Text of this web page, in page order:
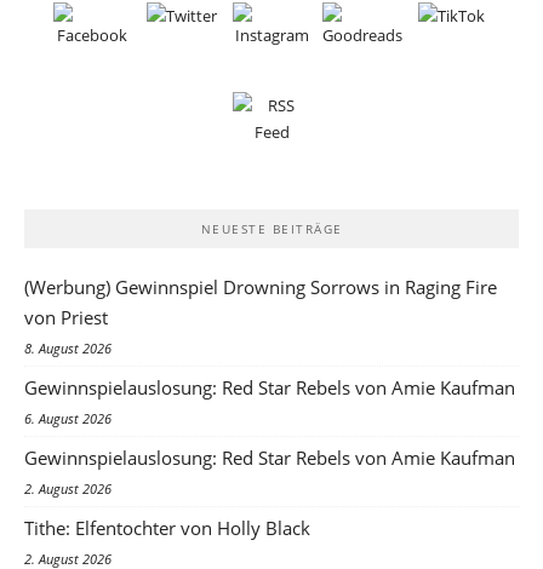
NEUESTE BEITRÄGE
(Werbung) Gewinnspiel Drowning Sorrows in Raging Fire
von Priest
8. August 2026
Gewinnspielauslosung: Red Star Rebels von Amie Kaufman
6. August 2026
Gewinnspielauslosung: Red Star Rebels von Amie Kaufman
2. August 2026
Tithe: Elfentochter von Holly Black
2. August 2026